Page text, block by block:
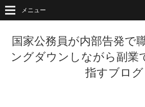
国家公務員が内部告発で
ングダウンしながら副業
指すブログ
メニュー